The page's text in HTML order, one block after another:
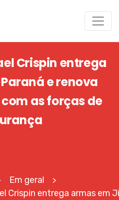
Crispin entrega
e renova
as forças de
Em geral >
Crispin entrega armas em